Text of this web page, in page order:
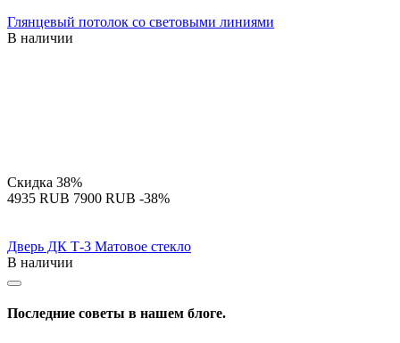
Глянцевый потолок со световыми линиями
В наличии
Скидка 38%
‍4935‍ RUB ‍7900‍ RUB -38%
Дверь ДК Т-3 Матовое стекло
В наличии
Последние советы в нашем блоге.